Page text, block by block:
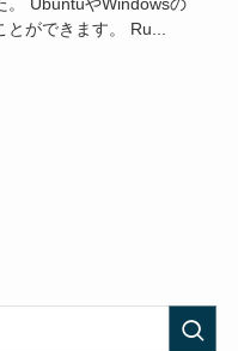
。 UbuntuやWindowsの
とができます。 Ru...